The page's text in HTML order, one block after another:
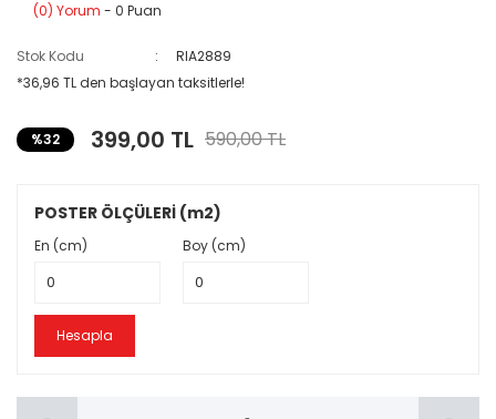
(0) Yorum - 0 Puan
Stok Kodu
RIA2889
*36,96 TL den başlayan taksitlerle!
%32 399,00 TL 590,00 TL
POSTER ÖLÇÜLERİ (m2)
En (cm) Boy (cm)
Hesapla